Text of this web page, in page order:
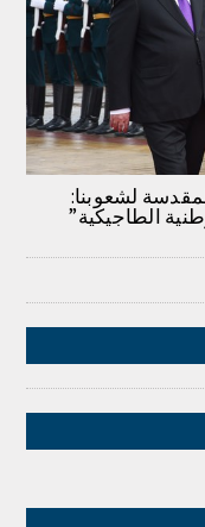
لشعوبنا:
الطاجيكية”